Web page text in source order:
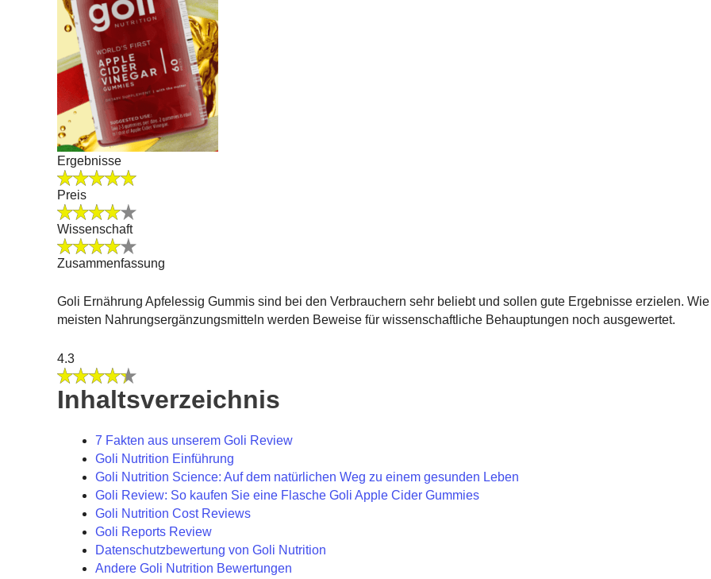
Ergebnisse
Preis
Wissenschaft
Zusammenfassung
Goli Ernährung Apfelessig Gummis sind bei den Verbrauchern sehr beliebt und sollen gute Ergebnisse erzielen.
meisten Nahrungsergänzungsmitteln werden Beweise für wissenschaftliche Behauptungen noch ausgewertet.
4.3
Inhaltsverzeichnis
7 Fakten aus unserem Goli Review
Goli Nutrition Einführung
Goli Nutrition Science: Auf dem natürlichen Weg zu einem gesunden Leben
Goli Review: So kaufen Sie eine Flasche Goli Apple Cider Gummies
Goli Nutrition Cost Reviews
Goli Reports Review
Datenschutzbewertung von Goli Nutrition
Andere Goli Nutrition Bewertungen